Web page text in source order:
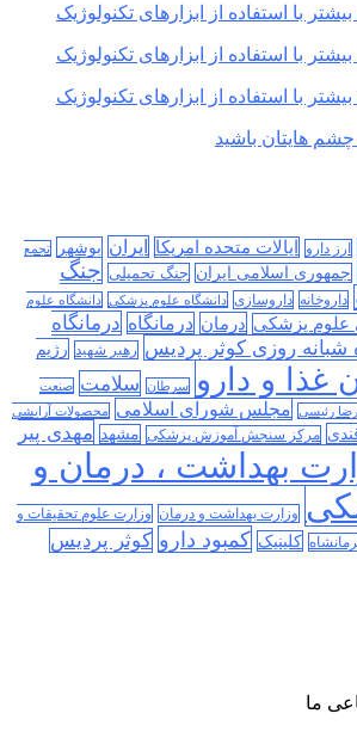
با استفاده از ابزارهای تکنولوژیک
با استفاده از ابزارهای تکنولوژیک
با استفاده از ابزارهای تکنولوژیک
هایتان باشید
ارز دارو ایالات متحده امریکا ایران بوشهر
تجمع
جمهوری اسلامی ایران جنگ تحمیلی جنگ
داروخانه داروسازی دانشگاه علوم پزشکی دانشگاه علوم
علوم پزشکی درمان درمانگاه درمانگاه
شبانه روزی کوثر پردیس رهبر شهید
رژیم
غذا و دارو سرطان سلامت صنعت
رئیسی مجلس شورای اسلامی
محصولات آرایشی
مرکز سنجش آموزش پزشکی مشهد مهدی پیر
بهداشت ، درمان و
وزارت بهداشت و درمان وزارت علوم تحقیقات و
کلینیک کمبود دارو کوثر پردیس
ما